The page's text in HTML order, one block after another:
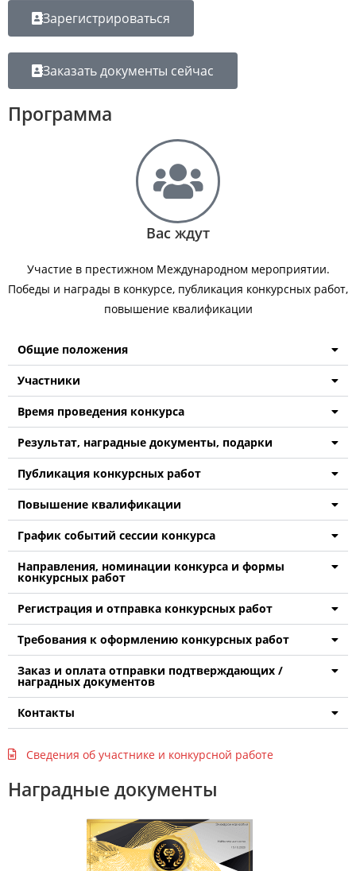
Зарегистрироваться
Заказать документы сейчас
Программа
Вас ждут
Участие в престижном Международном мероприятии.
Победы и награды в конкурсе, публикация конкурсных работ,
повышение квалификации
Общие положения
Участники
Время проведения конкурса
Результат, наградные документы, подарки
Публикация конкурсных работ
Повышение квалификации
График событий сессии конкурса
Направления, номинации конкурса и формы
конкурсных работ
Регистрация и отправка конкурсных работ
Требования к оформлению конкурсных работ
Заказ и оплата отправки подтверждающих /
наградных документов
Контакты
Сведения об участнике и конкурсной работе
Наградные документы